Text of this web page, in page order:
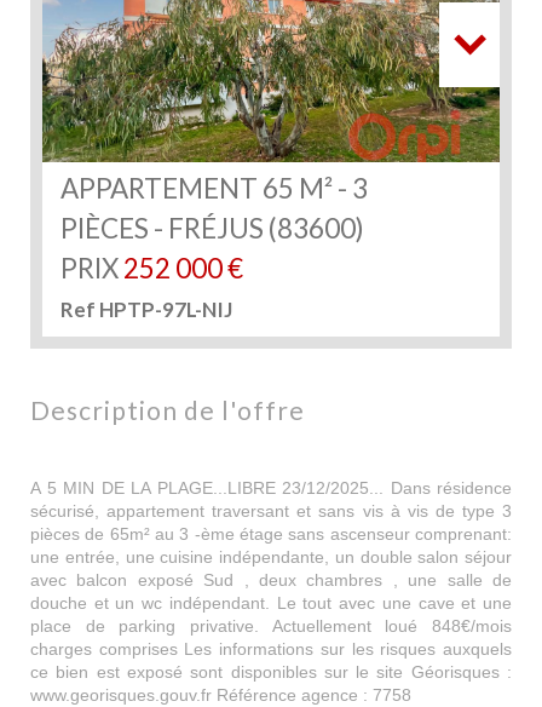
APPARTEMENT 65 M² - 3
PIÈCES - FRÉJUS (83600)
PRIX252 000€
Ref HPTP-97L-NIJ
description de l'offre
A 5 MIN DE LA PLAGE...LIBRE 23/12/2025... Dans résidence
sécurisé, appartement traversant et sans vis à vis de type 3
pièces de 65m² au 3 -ème étage sans ascenseur comprenant:
une entrée, une cuisine indépendante, un double salon séjour
avec balcon exposé Sud , deux chambres , une salle de
douche et un wc indépendant. Le tout avec une cave et une
place de parking privative. Actuellement loué 848€/mois
charges comprises Les informations sur les risques auxquels
ce bien est exposé sont disponibles sur le site Géorisques :
www.georisques.gouv.fr Référence agence : 7758